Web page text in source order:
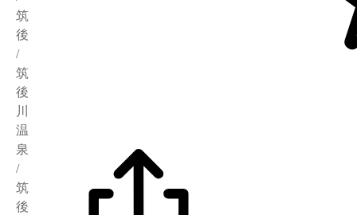
筑
後
/
筑
後
川
温
泉
/
筑
後